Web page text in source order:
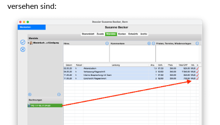
versehen sind: